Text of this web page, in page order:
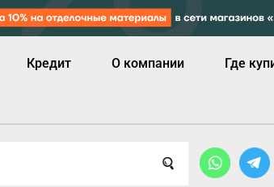
Кредит О компании Где